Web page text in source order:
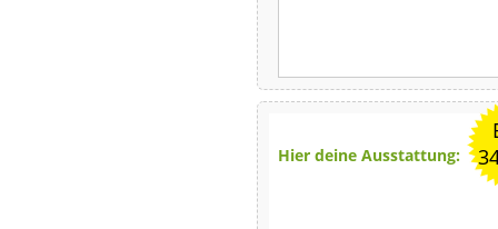
Hier deine Ausstattung: